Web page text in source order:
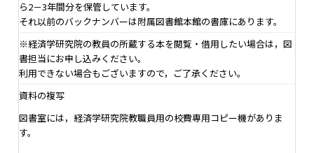
ら2－3年間分を保管しています。
それ以前のバックナンバーは附属図書館本館の書庫にあります。
※経済学研究院の教員の所蔵する本を閲覧・借用したい場合は，図
書担当にお申し込みください。
利用できない場合もございますので，ご了承ください。
資料の複写
図書室には，経済学研究院教職員用の校費専用コピー機がありま
す。